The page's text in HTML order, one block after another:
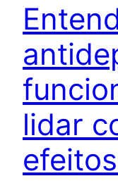
lidar